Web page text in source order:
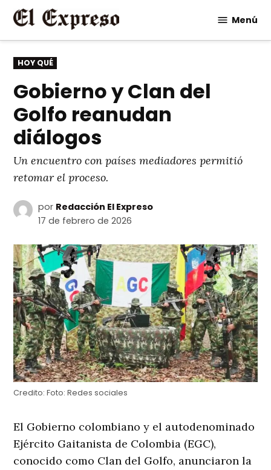
Saltar
contenido
Menú
PUBLICADO
EN
HOY QUÉ
Gobierno y Clan del
Golfo reanudan
diálogos
Un encuentro con países mediadores permitió
retomar el proceso.
por Redacción El Expreso
17 de febrero de 2026
Credito: Foto: Redes sociales
El Gobierno colombiano y el autodenominado
Ejército Gaitanista de Colombia (EGC),
conocido como Clan del Golfo, anunciaron la